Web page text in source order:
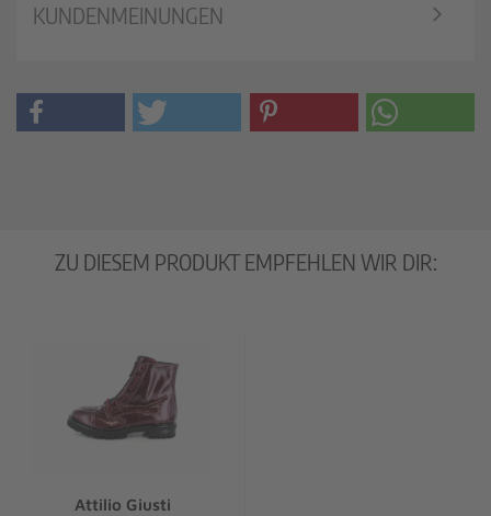
KUNDENMEINUNGEN
ZU DIESEM PRODUKT EMPFEHLEN WIR DIR:
Attilio Giusti